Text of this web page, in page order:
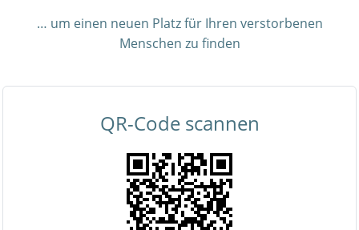
… um einen neuen Platz für Ihren verstorbenen
Menschen zu finden
QR-Code scannen